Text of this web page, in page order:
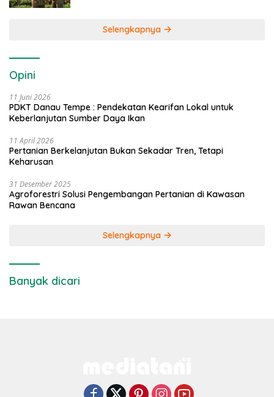
Selengkapnya
Opini
11 Juni 2026
PDKT Danau Tempe : Pendekatan Kearifan Lokal untuk
Keberlanjutan Sumber Daya Ikan
11 April 2026
Pertanian Berkelanjutan Bukan Sekadar Tren, Tetapi
Keharusan
31 Desember 2025
Agroforestri Solusi Pengembangan Pertanian di Kawasan
Rawan Bencana
Selengkapnya
Banyak dicari